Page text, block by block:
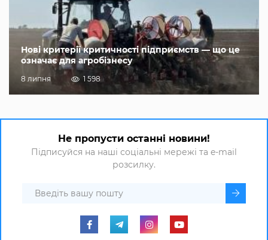
Нові критерії критичності підприємств — що це
означає для агробізнесу
8 липня 1 598
Не пропусти останні новини!
Підписуйся на наші соціальні мережі та e-mail
розсилку.